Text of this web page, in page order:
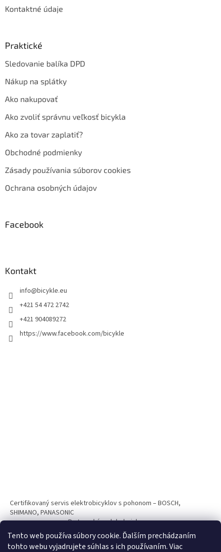
Tento web používa súbory cookie. Ďalším prechádzaním
tohto webu vyjadrujete súhlas s ich používaním. Viac
Kontaktné údaje
Praktické
Sledovanie balíka DPD
Nákup na splátky
Ako nakupovať
Ako zvoliť správnu veľkosť bicykla
Ako za tovar zaplatiť?
Obchodné podmienky
Zásady používania súborov cookies
Ochrana osobných údajov
Facebook
Kontakt
info@bicykle.eu
+421 54 472 2742
+421 904089272
https://www.facebook.com/bicykle
Certifikovaný servis elektrobicyklov s pohonom – BOSCH,
SHIMANO, PANASONIC
Partnerský web hokejshop.eu